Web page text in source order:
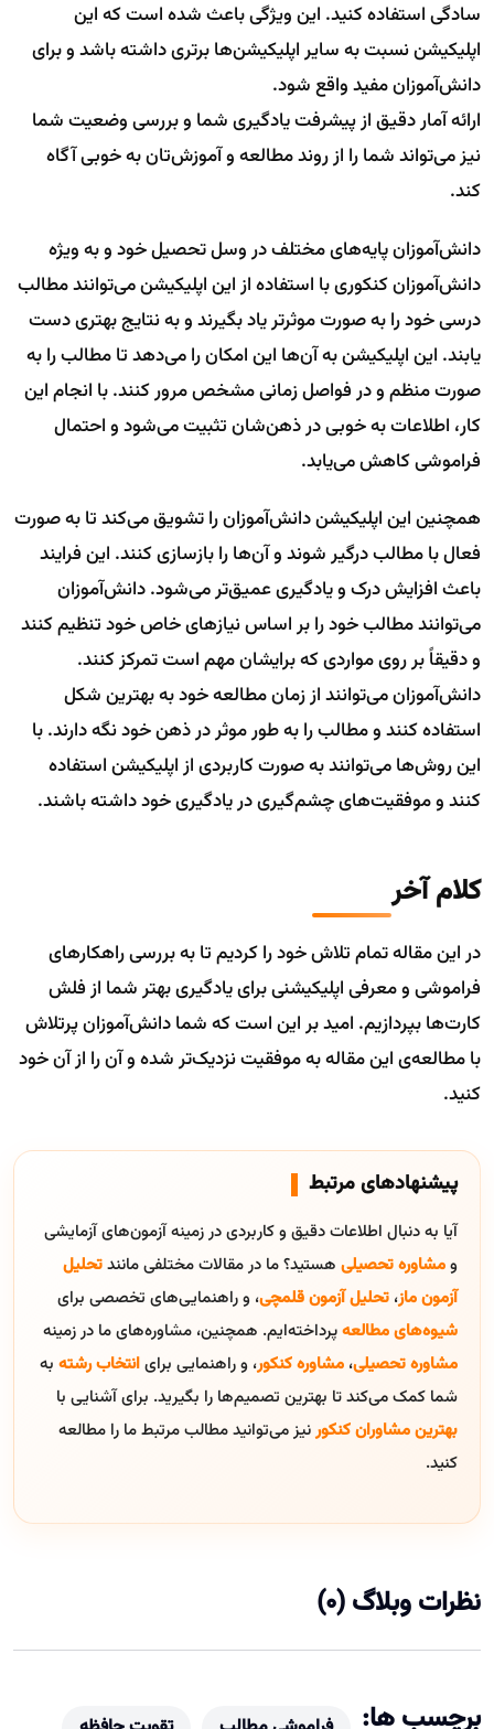
سادگی استفاده کنید. این ویژگی باعث شده است که این
اپلیکیشن نسبت به سایر اپلیکیشن‌ها برتری داشته باشد و برای
دانش‌آموزان مفید واقع شود.
ارائه آمار دقیق از پیشرفت یادگیری شما و بررسی وضعیت شما
نیز می‌تواند شما را از روند مطالعه و آموزش‌تان به خوبی آگاه
کند.
دانش‌آموزان پایه‌های مختلف در وسل تحصیل خود و به ویژه
دانش‌آموزان کنکوری با استفاده از این اپلیکیشن می‌توانند مطالب
درسی خود را به صورت موثرتر یاد بگیرند و به نتایج بهتری دست
یابند. این اپلیکیشن به آن‌ها این امکان را می‌دهد تا مطالب را به
صورت منظم و در فواصل زمانی مشخص مرور کنند. با انجام این
کار، اطلاعات به خوبی در ذهن‌شان تثبیت می‌شود و احتمال
فراموشی کاهش می‌یابد.
همچنین این اپلیکیشن دانش‌آموزان را تشویق می‌کند تا به صورت
فعال با مطالب درگیر شوند و آن‌ها را بازسازی کنند. این فرایند
باعث افزایش درک و یادگیری عمیق‌تر می‌شود. دانش‌آموزان
می‌توانند مطالب خود را بر اساس نیاز‌های خاص خود تنظیم کنند
و دقیقاً بر روی مواردی که برایشان مهم است تمرکز کنند.
دانش‌آموزان می‌توانند از زمان مطالعه خود به بهترین شکل
استفاده کنند و مطالب را به طور موثر در ذهن خود نگه دارند. با
این روش‌ها می‌توانند به صورت کاربردی از اپلیکیشن استفاده
کنند و موفقیت‌های چشم‌گیری در یادگیری خود داشته باشند.
کلام آخر
در این مقاله تمام تلاش خود را کردیم تا به بررسی راهکار‌های
فراموشی و معرفی اپلیکیشنی برای یادگیری بهتر شما از فلش
کارت‌ها بپردازیم. امید بر این است که شما دانش‌آموزان پرتلاش
با مطالعه‌ی این مقاله به موفقیت نزدیک‌تر شده و آن را از آن خود
کنید.
پیشنهادهای مرتبط
آیا به دنبال اطلاعات دقیق و کاربردی در زمینه آزمون‌های آزمایشی
ومشاوره تحصیلی هستید؟ ما در مقالات مختلفی مانندتحلیل
آزمون ماز، تحلیل آزمون قلمچی، و راهنمایی‌های تخصصی برای
شیوه‌های مطالعهپرداخته‌ایم. همچنین، مشاوره‌های ما در زمینه
مشاوره تحصیلی، مشاوره کنکور، و راهنمایی برایانتخاب رشته به
شما کمک می‌کند تا بهترین تصمیم‌ها را بگیرید. برای آشنایی با
بهترین مشاوران کنکورنیز می‌توانید مطالب مرتبط ما را مطالعه
کنید.
نظرات وبلاگ (0)
برچسب ها: